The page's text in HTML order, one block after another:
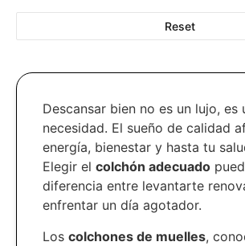
Reset
Descansar bien no es un lujo, es
necesidad. El sueño de calidad
energía, bienestar y hasta tu
Elegir el colchón adecuado
diferencia entre levantarte
enfrentar un día agotador.
Los colchones de muelles,